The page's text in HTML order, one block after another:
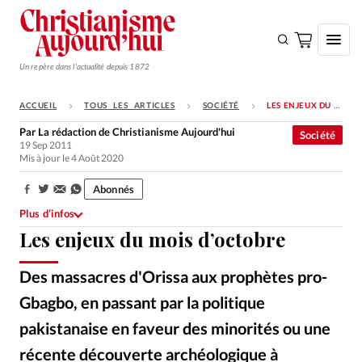
Un repère dans l'actualité depuis 1872
S'ABONNER
Monde
Opinions
Tous les articles
Faire un don
Emploi
Se connecter
ACCUEIL TOUS LES ARTICLES SOCIÉTÉ LES ENJEUX DU MOIS D’OCTOBRE
Les enjeux du mois d’octobre
Des massacres d'Orissa aux prophètes pro-
Gbagbo, en passant par la politique
pakistanaise en faveur des minorités ou une
récente découverte archéologique à
Société
Par La rédaction de Christianisme Aujourd'hui
19 Sep 2011
Mis à jour le 4 Août 2020
Partager:
Abonnés
Plus d’infos